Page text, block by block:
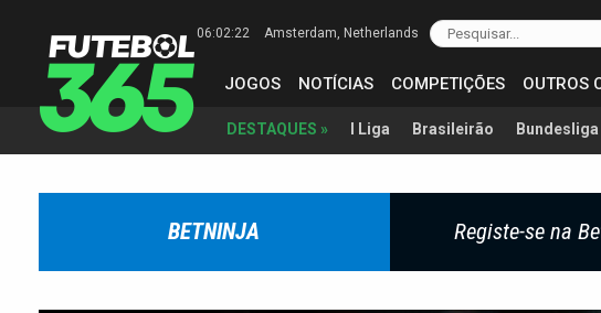
06:02:23 Amsterdam, Netherlands
JOGOS NOTÍCIAS COMPETIÇÕES OUTROS
DESTAQUES » I Liga Brasileirão Bundesliga
BETNINJA Registe-se na